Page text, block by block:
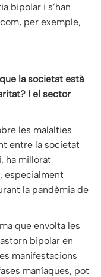
bipolar i s’han
per exemple,
la societat està
I el sector
les malalties
entre la societat
ha millorat
especialment
la pandèmia de
que envolta les
bipolar en
manifestacions
maníaques, pot